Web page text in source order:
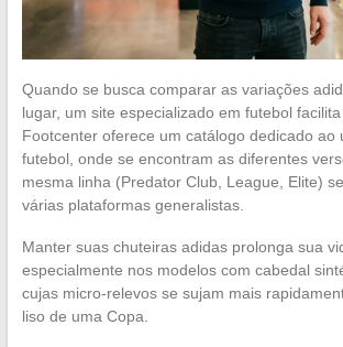
Quando se busca comparar as variações
lugar, um site especializado em futebol facilita
Footcenter oferece um catálogo dedicado ao
futebol, onde se encontram as diferentes
mesma linha (Predator Club, League, Elite)
várias plataformas generalistas.
Manter suas chuteiras adidas prolonga sua
especialmente nos modelos com cabedal
cujas micro-relevos se sujam mais
liso de uma Copa.